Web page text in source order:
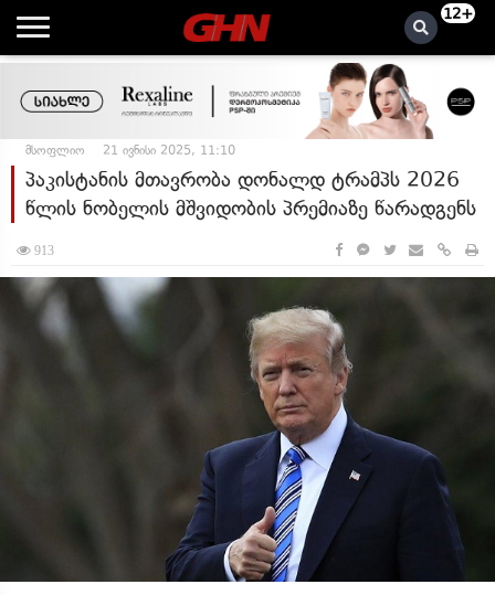
12+
მსოფლიო 21 ივნისი 2025, 11:10
პაკისტანის მთავრობა დონალდ ტრამპს 2026
წლის ნობელის მშვიდობის პრემიაზე წარადგენს
913